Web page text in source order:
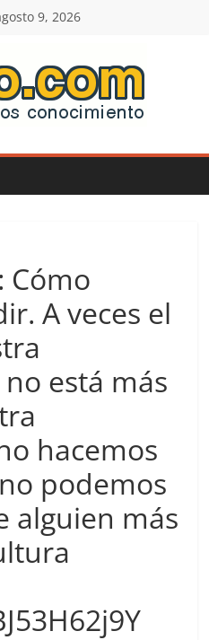
9, 2026
Cómo
A veces el
está más
hacemos
podemos
alguien más